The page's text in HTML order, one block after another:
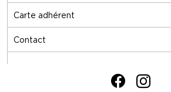
Carte adhérent
Contact